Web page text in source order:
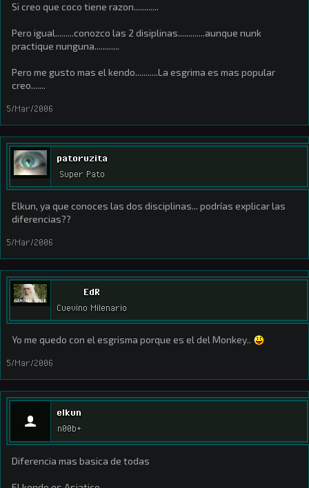
Si creo que coco tiene razon............
Pero igual.........conozco las 2 disiplinas.............aunque nunk
practique nunguna............
Pero me gusto mas el kendo...........La esgrima es mas popular
creo.......
5/Mar/2006
patoruzita
Super Pato
Elkun, ya que conoces las dos disciplinas... podrías explicar las
diferencias??
5/Mar/2006
EdR
Cuevino Milenario
Yo me quedo con el esgrisma porque es el del Monkey..
5/Mar/2006
elkun
n00b+
Diferencia mas basica de todas